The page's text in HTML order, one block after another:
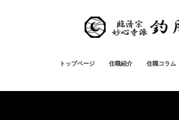
ス
ン
トップページ 住職紹介 住職コラム